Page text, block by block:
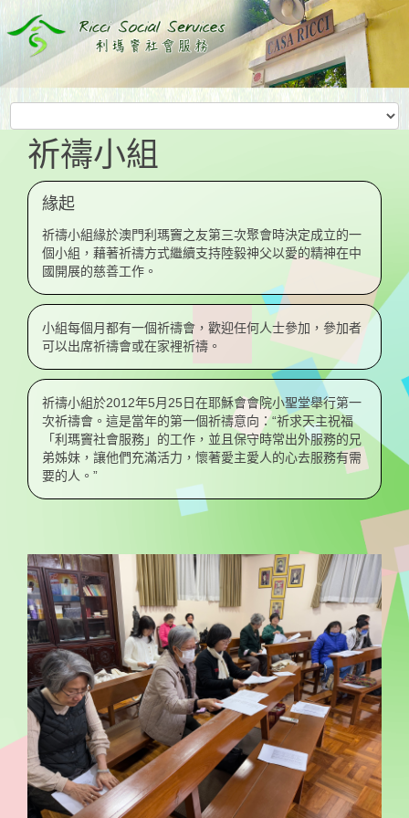
祈禱小組
緣起
祈禱小組緣於澳門利瑪竇之友第三次聚會時決定成立的一
個小組，藉著祈禱方式繼續支持陸毅神父以愛的精神在中
國開展的慈善工作。
小組每個月都有一個祈禱會，歡迎任何人士參加，參加者
可以出席祈禱會或在家裡祈禱。
祈禱小組於2012年5月25日在耶穌會會院小聖堂舉行第一
次祈禱會。這是當年的第一個祈禱意向：“祈求天主祝福
「利瑪竇社會服務」的工作，並且保守時常出外服務的兄
弟姊妹，讓他們充滿活力，懷著愛主愛人的心去服務有需
要的人。”